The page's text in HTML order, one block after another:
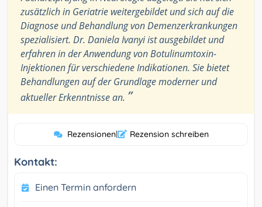
zusätzlich in Geriatrie weitergebildet und sich auf die
Diagnose und Behandlung von Demenzerkrankungen
spezialisiert. Dr. Daniela Ivanyi ist ausgebildet und
erfahren in der Anwendung von Botulinumtoxin-
Injektionen für verschiedene Indikationen. Sie bietet
Behandlungen auf der Grundlage moderner und
aktueller Erkenntnisse an. ”
Rezensionen| Rezension schreiben
Kontakt:
Einen Termin anfordern